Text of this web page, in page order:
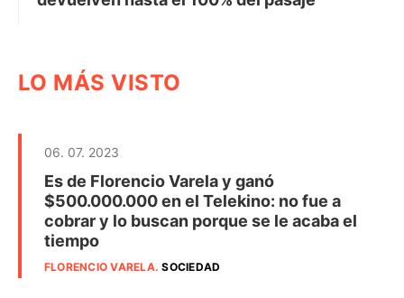
LO MÁS VISTO
06. 07. 2023
Es de Florencio Varela y ganó
$500.000.000 en el Telekino: no fue a
cobrar y lo buscan porque se le acaba el
tiempo
FLORENCIO VARELA.SOCIEDAD